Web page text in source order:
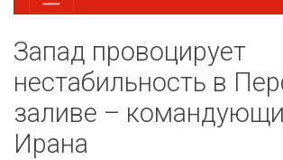
Запад провоцирует
нестабильность в
заливе –
Ирана